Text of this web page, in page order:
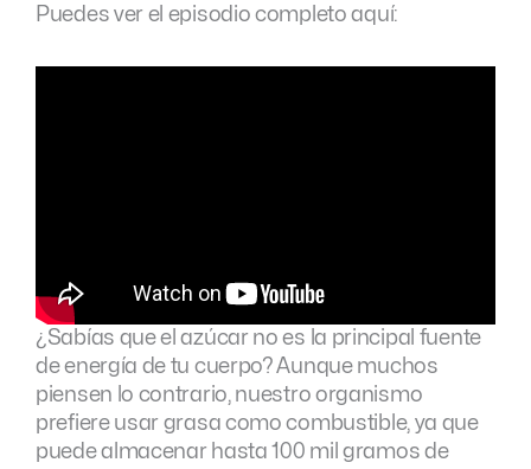
Puedes ver el episodio completo aquí:
¿Sabías que el azúcar no es la principal fuente
de energía de tu cuerpo? Aunque muchos
piensen lo contrario, nuestro organismo
prefiere usar grasa como combustible, ya que
puede almacenar hasta 100 mil gramos de